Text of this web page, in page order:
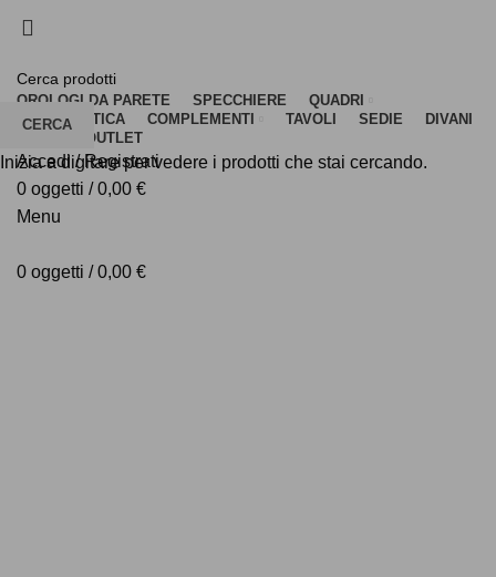
OROLOGI DA PARETE SPECCHIERE
QUADRI
OGGETTISTICA
COMPLEMENTI TAVOLI SEDIE
DIVANI
OUTLET
Accedi / Registrati
0 oggetti / 0,00 €
Menu
0 oggetti / 0,00 €
CERCA
Inizia a digitare per vedere i prodotti che stai cercando.